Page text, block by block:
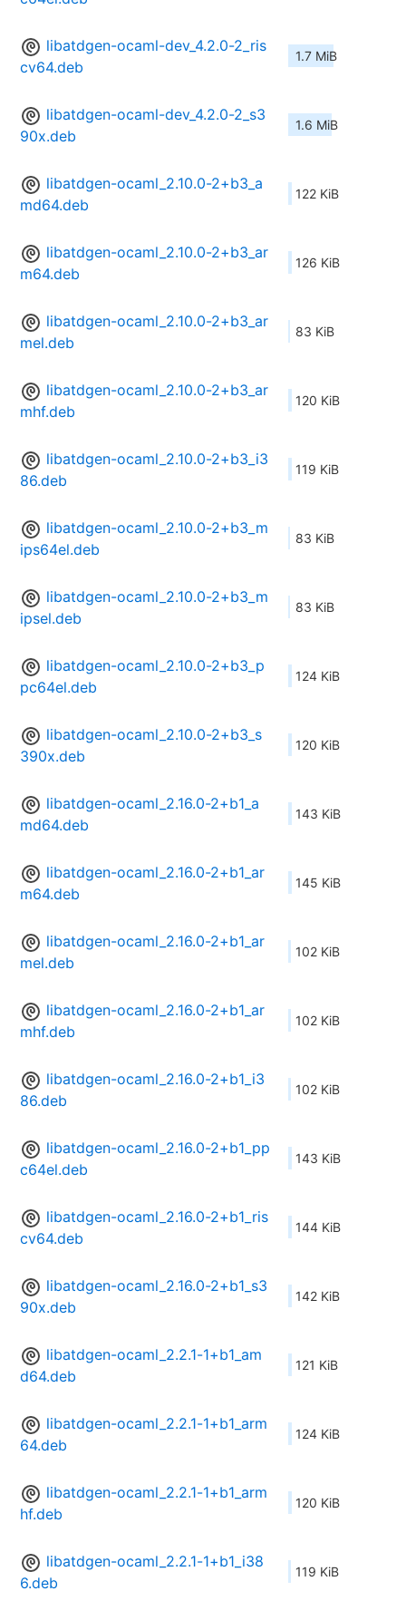
libatdgen-ocaml-dev_4.2.0-2_ris
cv64.deb
1.7 MiB
libatdgen-ocaml-dev_4.2.0-2_s3
90x.deb
1.6 MiB
libatdgen-ocaml_2.10.0-2+b3_a
md64.deb
122 KiB
libatdgen-ocaml_2.10.0-2+b3_ar
m64.deb
126 KiB
libatdgen-ocaml_2.10.0-2+b3_ar
mel.deb
83 KiB
libatdgen-ocaml_2.10.0-2+b3_ar
mhf.deb
120 KiB
libatdgen-ocaml_2.10.0-2+b3_i3
86.deb
119 KiB
libatdgen-ocaml_2.10.0-2+b3_m
ips64el.deb
83 KiB
libatdgen-ocaml_2.10.0-2+b3_m
ipsel.deb
83 KiB
libatdgen-ocaml_2.10.0-2+b3_p
pc64el.deb
124 KiB
libatdgen-ocaml_2.10.0-2+b3_s
390x.deb
120 KiB
libatdgen-ocaml_2.16.0-2+b1_a
md64.deb
143 KiB
libatdgen-ocaml_2.16.0-2+b1_ar
m64.deb
145 KiB
libatdgen-ocaml_2.16.0-2+b1_ar
mel.deb
102 KiB
libatdgen-ocaml_2.16.0-2+b1_ar
mhf.deb
102 KiB
libatdgen-ocaml_2.16.0-2+b1_i3
86.deb
102 KiB
libatdgen-ocaml_2.16.0-2+b1_pp
c64el.deb
143 KiB
libatdgen-ocaml_2.16.0-2+b1_ris
cv64.deb
144 KiB
libatdgen-ocaml_2.16.0-2+b1_s3
90x.deb
142 KiB
libatdgen-ocaml_2.2.1-1+b1_am
d64.deb
121 KiB
libatdgen-ocaml_2.2.1-1+b1_arm
64.deb
124 KiB
libatdgen-ocaml_2.2.1-1+b1_arm
hf.deb
120 KiB
libatdgen-ocaml_2.2.1-1+b1_i38
6.deb
119 KiB